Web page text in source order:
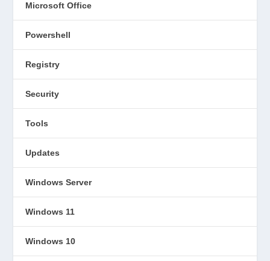
Microsoft Office
Powershell
Registry
Security
Tools
Updates
Windows Server
Windows 11
Windows 10